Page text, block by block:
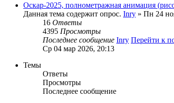
Оскар-2025, полнометражная анимация
Данная тема содержит опрос. Inry » Пн 24
16 Ответы
4395 Просмотры
Последнее сообщение Inry Перейти к
Ср 04 мар 2026, 20:13
Темы
Ответы
Просмотры
Последнее сообщение